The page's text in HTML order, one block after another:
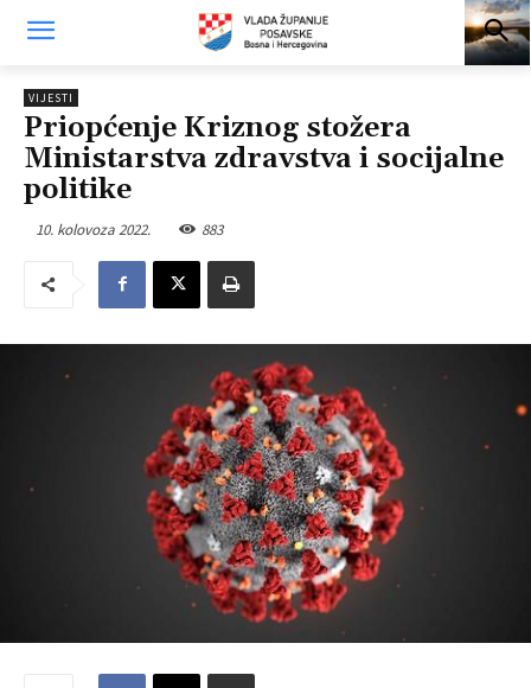
VIJESTI
Priopćenje Kriznog stožera
Ministarstva zdravstva i socijalne
politike
10. kolovoza 2022. 883